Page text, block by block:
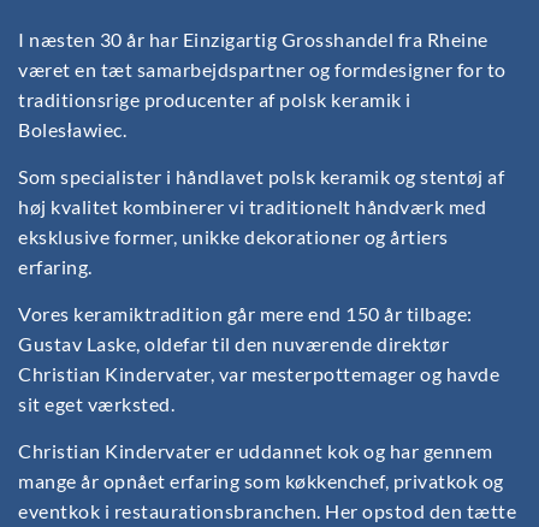
I næsten 30 år har Einzigartig Grosshandel fra Rheine
været en tæt samarbejdspartner og formdesigner for to
traditionsrige producenter af polsk keramik i
Bolesławiec.
Som specialister i håndlavet polsk keramik og stentøj af
høj kvalitet kombinerer vi traditionelt håndværk med
eksklusive former, unikke dekorationer og årtiers
erfaring.
Vores keramiktradition går mere end 150 år tilbage:
Gustav Laske, oldefar til den nuværende direktør
Christian Kindervater, var mesterpottemager og havde
sit eget værksted.
Christian Kindervater er uddannet kok og har gennem
mange år opnået erfaring som køkkenchef, privatkok og
eventkok i restaurationsbranchen. Her opstod den tætte